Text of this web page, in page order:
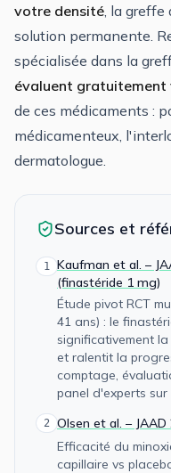
votre densité , la
solution permanente.
spécialisée dans la
évaluent gratuitement
de ces médicaments :
médicamenteux,
dermatologue.
Sources et
1
Kaufman et al. –
(finastéride 1 mg)
Étude pivot RCT
41 ans) : le
significativement
et ralentit la
comptage,
panel d'experts
2 Olsen et al. –
Efficacité du
capillaire vs